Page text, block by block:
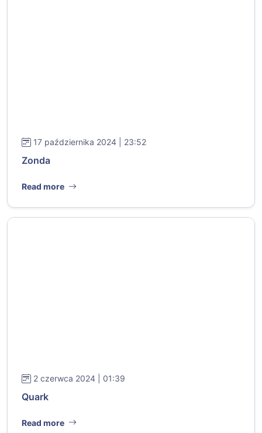
17 października 2024 | 23:52
Zonda
Read more
2 czerwca 2024 | 01:39
Quark
Read more